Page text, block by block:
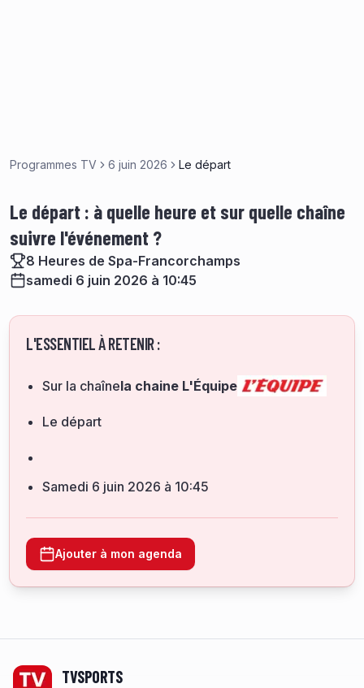
Programmes TV 6 juin 2026 Le départ
Le départ : à quelle heure et sur quelle chaîne
suivre l'événement ?
8 Heures de Spa-Francorchamps
samedi 6 juin 2026 à 10:45
L'ESSENTIEL À RETENIR :
Sur la chaînela chaine L'Équipe
Le départ
samedi 6 juin 2026 à 10:45
Ajouter à mon agenda
TVSPORTS